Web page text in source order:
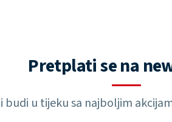
Pretplati se na
i budi u tijeku sa najboljim